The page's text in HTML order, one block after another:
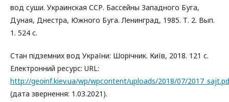
вод суши. Украинская ССР. Бассейны Западного Буга,
Дуная, Днестра, Южного Буга. Ленинград, 1985. Т. 2. Вып.
1. 524 с.
Стан підземних вод України: Шорічник. Київ, 2018. 121 с.
Електронний ресурс: URL:
http://geoinf.kiev.ua/wp/wpcontent/uploads/2018/07/
(дата звернення: 1.03.2021).